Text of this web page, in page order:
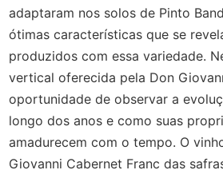
adaptaram nos solos de Pinto
ótimas características que se
produzidos com essa variedade.
vertical oferecida pela Don
oportunidade de observar a
longo dos anos e como suas
amadurecem com o tempo. O
Giovanni Cabernet Franc das